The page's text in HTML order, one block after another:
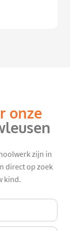
onze
zijn in
direct op zoek
kind.